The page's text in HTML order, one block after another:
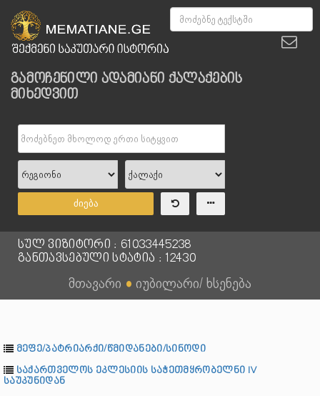
გამოჩენილი ადამიანი ქალაქების
მიხედვით
ძიება
სულ ვიზიტორი : 61033445238
განთავსებული სტატია : 12430
მთავარი ● იუბილარი/ ხსენება
მეფე/პატრიარქი/წმიდანები/სინოდი
საქართველოს ეკლესიის საჭეთმყრობელნი IV
საუკუნიდან